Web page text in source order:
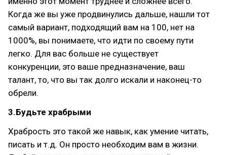
Когда же вы уже продвинулись дальше, нашли тот
самый вариант, подходящий вам на 100, нет на
1000%, вы понимаете, что идти по своему пути
легко. Для вас больше не существует
конкуренции, это ваше предназначение, ваш
талант, то, что вы так долго искали и наконец-то
обрели.
3.Будьте храбрыми
Храбрость это такой же навык, как умение читать,
писать и т.д. Он просто необходим вам в жизни.